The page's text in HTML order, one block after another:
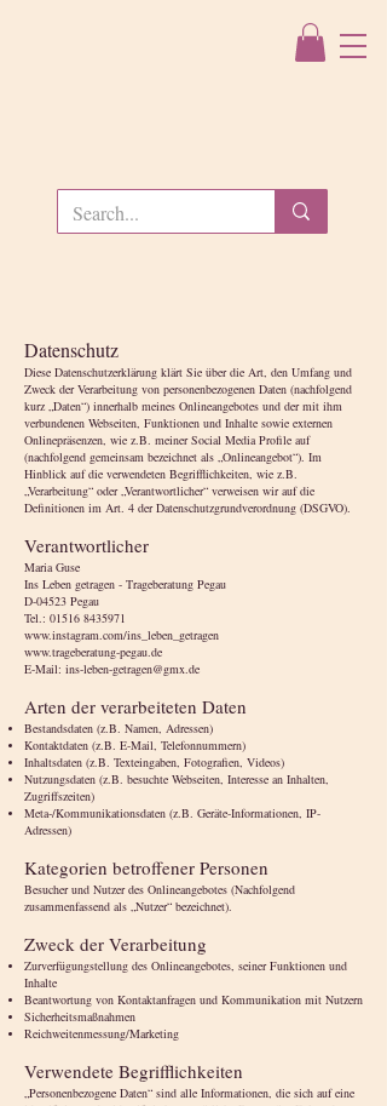
Datenschutz
Diese Datenschutzerklärung klärt Sie über die Art, den Umfang und
Zweck der Verarbeitung von personenbezogenen Daten (nachfolgend
kurz „Daten“) innerhalb meines Onlineangebotes und der mit ihm
verbundenen Webseiten, Funktionen und Inhalte sowie externen
Onlinepräsenzen, wie z.B. meiner Social Media Profile auf
(nachfolgend gemeinsam bezeichnet als „Onlineangebot“). Im
Hinblick auf die verwendeten Begrifflichkeiten, wie z.B.
„Verarbeitung“ oder „Verantwortlicher“ verweisen wir auf die
Definitionen im Art. 4 der Datenschutzgrundverordnung (DSGVO).
Verantwortlicher
Maria Guse
Ins Leben getragen - Trageberatung Pegau
D-04523 Pegau
Tel.: 01516 8435971
www.instagram.com/ins_leben_getragen
www.trageberatung-pegau.de
E-Mail: ins-leben-getragen@gmx.de
Arten der verarbeiteten Daten
Bestandsdaten (z.B. Namen, Adressen)
Kontaktdaten (z.B. E-Mail, Telefonnummern)
Inhaltsdaten (z.B. Texteingaben, Fotografien, Videos)
Nutzungsdaten (z.B. besuchte Webseiten, Interesse an Inhalten,
Zugriffszeiten)
Meta-/Kommunikationsdaten (z.B. Geräte-Informationen, IP-
Adressen)
Kategorien betroffener Personen
Besucher und Nutzer des Onlineangebotes (Nachfolgend
zusammenfassend als „Nutzer“ bezeichnet).
Zweck der Verarbeitung
Zurverfügungstellung des Onlineangebotes, seiner Funktionen und
Inhalte
Beantwortung von Kontaktanfragen und Kommunikation mit Nutzern
Sicherheitsmaßnahmen
Reichweitenmessung/Marketing
Verwendete Begrifflichkeiten
„Personenbezogene Daten“ sind alle Informationen, die sich auf eine